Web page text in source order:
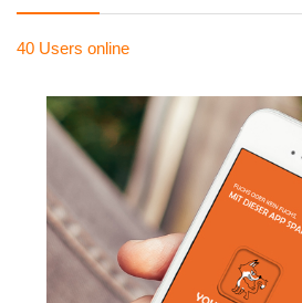
40 Users online